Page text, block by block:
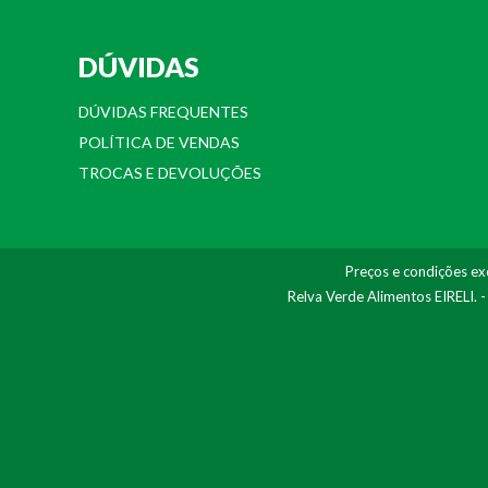
DÚVIDAS
DÚVIDAS FREQUENTES
POLÍTICA DE VENDAS
TROCAS E DEVOLUÇÕES
Preços e condições
Relva Verde Alimentos